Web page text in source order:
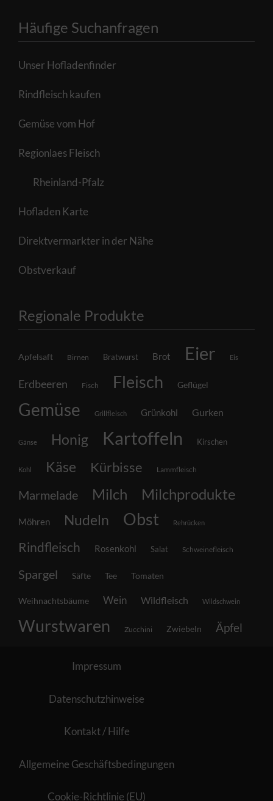
Häufige Suchanfragen
Unser Hofladenfinder
Rindfleisch kaufen
Gemüse vom Hof
Regionlaes Fleisch
Rheinland-Pfalz
Hofladen Karte
Direktvermarkter in der Nähe
Obstverkauf
Regionale Produkte
Apfelsaft Birnen Bratwurst Brot Eier Eis
Erdbeeren Fisch Fleisch Geflügel
Gemüse Grillfleisch Grünkohl Gurken
Gänse Honig Kartoffeln Kirschen
Kohl Käse Kürbisse Lammfleisch
Marmelade Milch Milchprodukte
Möhren Nudeln Obst Rehrücken
Rindfleisch Rosenkohl Salat Schweinefleisch
Spargel Säfte Tee Tomaten
Weihnachtsbäume Wein Wildfleisch Wildschwein
Wurstwaren Zucchini Zwiebeln Äpfel
Impressum
Datenschutzhinweise
Kontakt / Hilfe
Allgemeine Geschäftsbedingungen
Cookie-Richtlinie (EU)